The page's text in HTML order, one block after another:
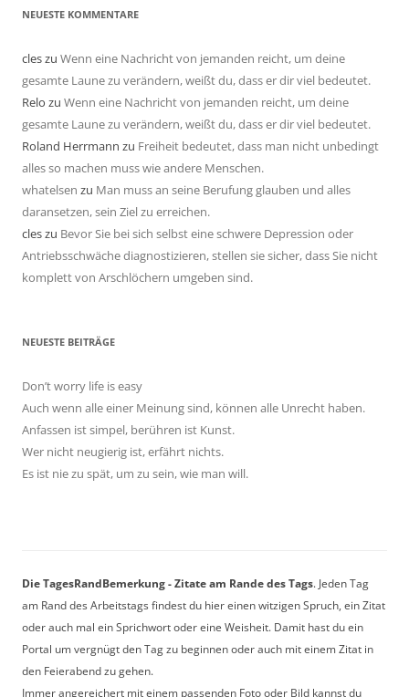
NEUESTE KOMMENTARE
cleszu Wenn eine Nachricht von jemanden reicht, um deine
gesamte Laune zu verändern, weißt du, dass er dir viel bedeutet.
Relo zu Wenn eine Nachricht von jemanden reicht, um deine
gesamte Laune zu verändern, weißt du, dass er dir viel bedeutet.
Roland Herrmann zu Freiheit bedeutet, dass man nicht unbedingt
alles so machen muss wie andere Menschen.
whatelsen zu Man muss an seine Berufung glauben und alles
daransetzen, sein Ziel zu erreichen.
cleszu Bevor Sie bei sich selbst eine schwere Depression oder
Antriebsschwäche diagnostizieren, stellen sie sicher, dass Sie nicht
komplett von Arschlöchern umgeben sind.
NEUESTE BEITRÄGE
Don’t worry life is easy
Auch wenn alle einer Meinung sind, können alle Unrecht haben.
Anfassen ist simpel, berühren ist Kunst.
Wer nicht neugierig ist, erfährt nichts.
Es ist nie zu spät, um zu sein, wie man will.
Die TagesRandBemerkung - Zitate am Rande des Tags. Jeden Tag
am Rand des Arbeitstags findest du hier einen witzigen Spruch, ein Zitat
oder auch mal ein Sprichwort oder eine Weisheit. Damit hast du ein
Portal um vergnügt den Tag zu beginnen oder auch mit einem Zitat in
den Feierabend zu gehen.
Immer angereichert mit einem passenden Foto oder Bild kannst du